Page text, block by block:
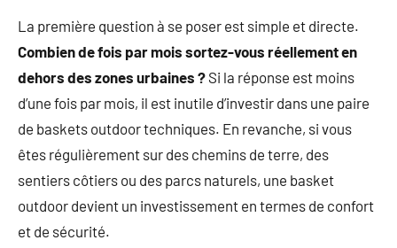
La première question à se poser est simple et directe.
Combien de fois par mois sortez-vous réellement en
dehors des zones urbaines ? Si la réponse est moins
d’une fois par mois, il est inutile d’investir dans une paire
de baskets outdoor techniques. En revanche, si vous
êtes régulièrement sur des chemins de terre, des
sentiers côtiers ou des parcs naturels, une basket
outdoor devient un investissement en termes de confort
et de sécurité.